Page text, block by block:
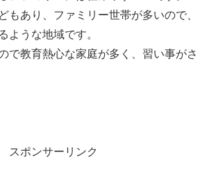
もあり、ファミリー世帯が多いので、
ような地域です。
で教育熱心な家庭が多く、習い事がさ
スポンサーリンク